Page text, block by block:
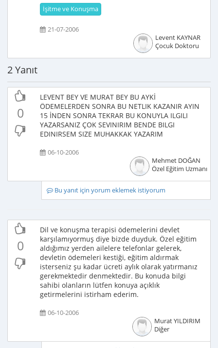
İşitme ve Konuşma
21-07-2006
Levent KAYNAR
Çocuk Doktoru
2 Yanıt
0
LEVENT BEY VE MURAT BEY BU AYKİ
ÖDEMELERDEN SONRA BU NETLIK KAZANIR AYIN
15 İNDEN SONRA TEKRAR BU KONUYLA ILGILI
YAZARSANIZ ÇOK SEVINIRIM BENDE BILGI
EDINIRSEM SIZE MUHAKKAK YAZARIM
06-10-2006
Mehmet DOĞAN
Özel Eğitim Uzmanı
Bu yanıt için yorum eklemek istiyorum
0
Dil ve konuşma terapisi ödemelerini devlet
karşılamıyormuş diye bizde duyduk. Özel eğitim
aldığımız yerden ailelere telefonlar gelerek,
devletin ödemeleri kestiği, eğitim aldırmak
isterseniz şu kadar ücreti aylık olarak yatırmanız
gerekmektedir denmektedir. Bu konuda bilgi
sahibi olanların lütfen konuya açıklık
getirmelerini istirham ederim.
06-10-2006
Murat YILDIRIM
Diğer